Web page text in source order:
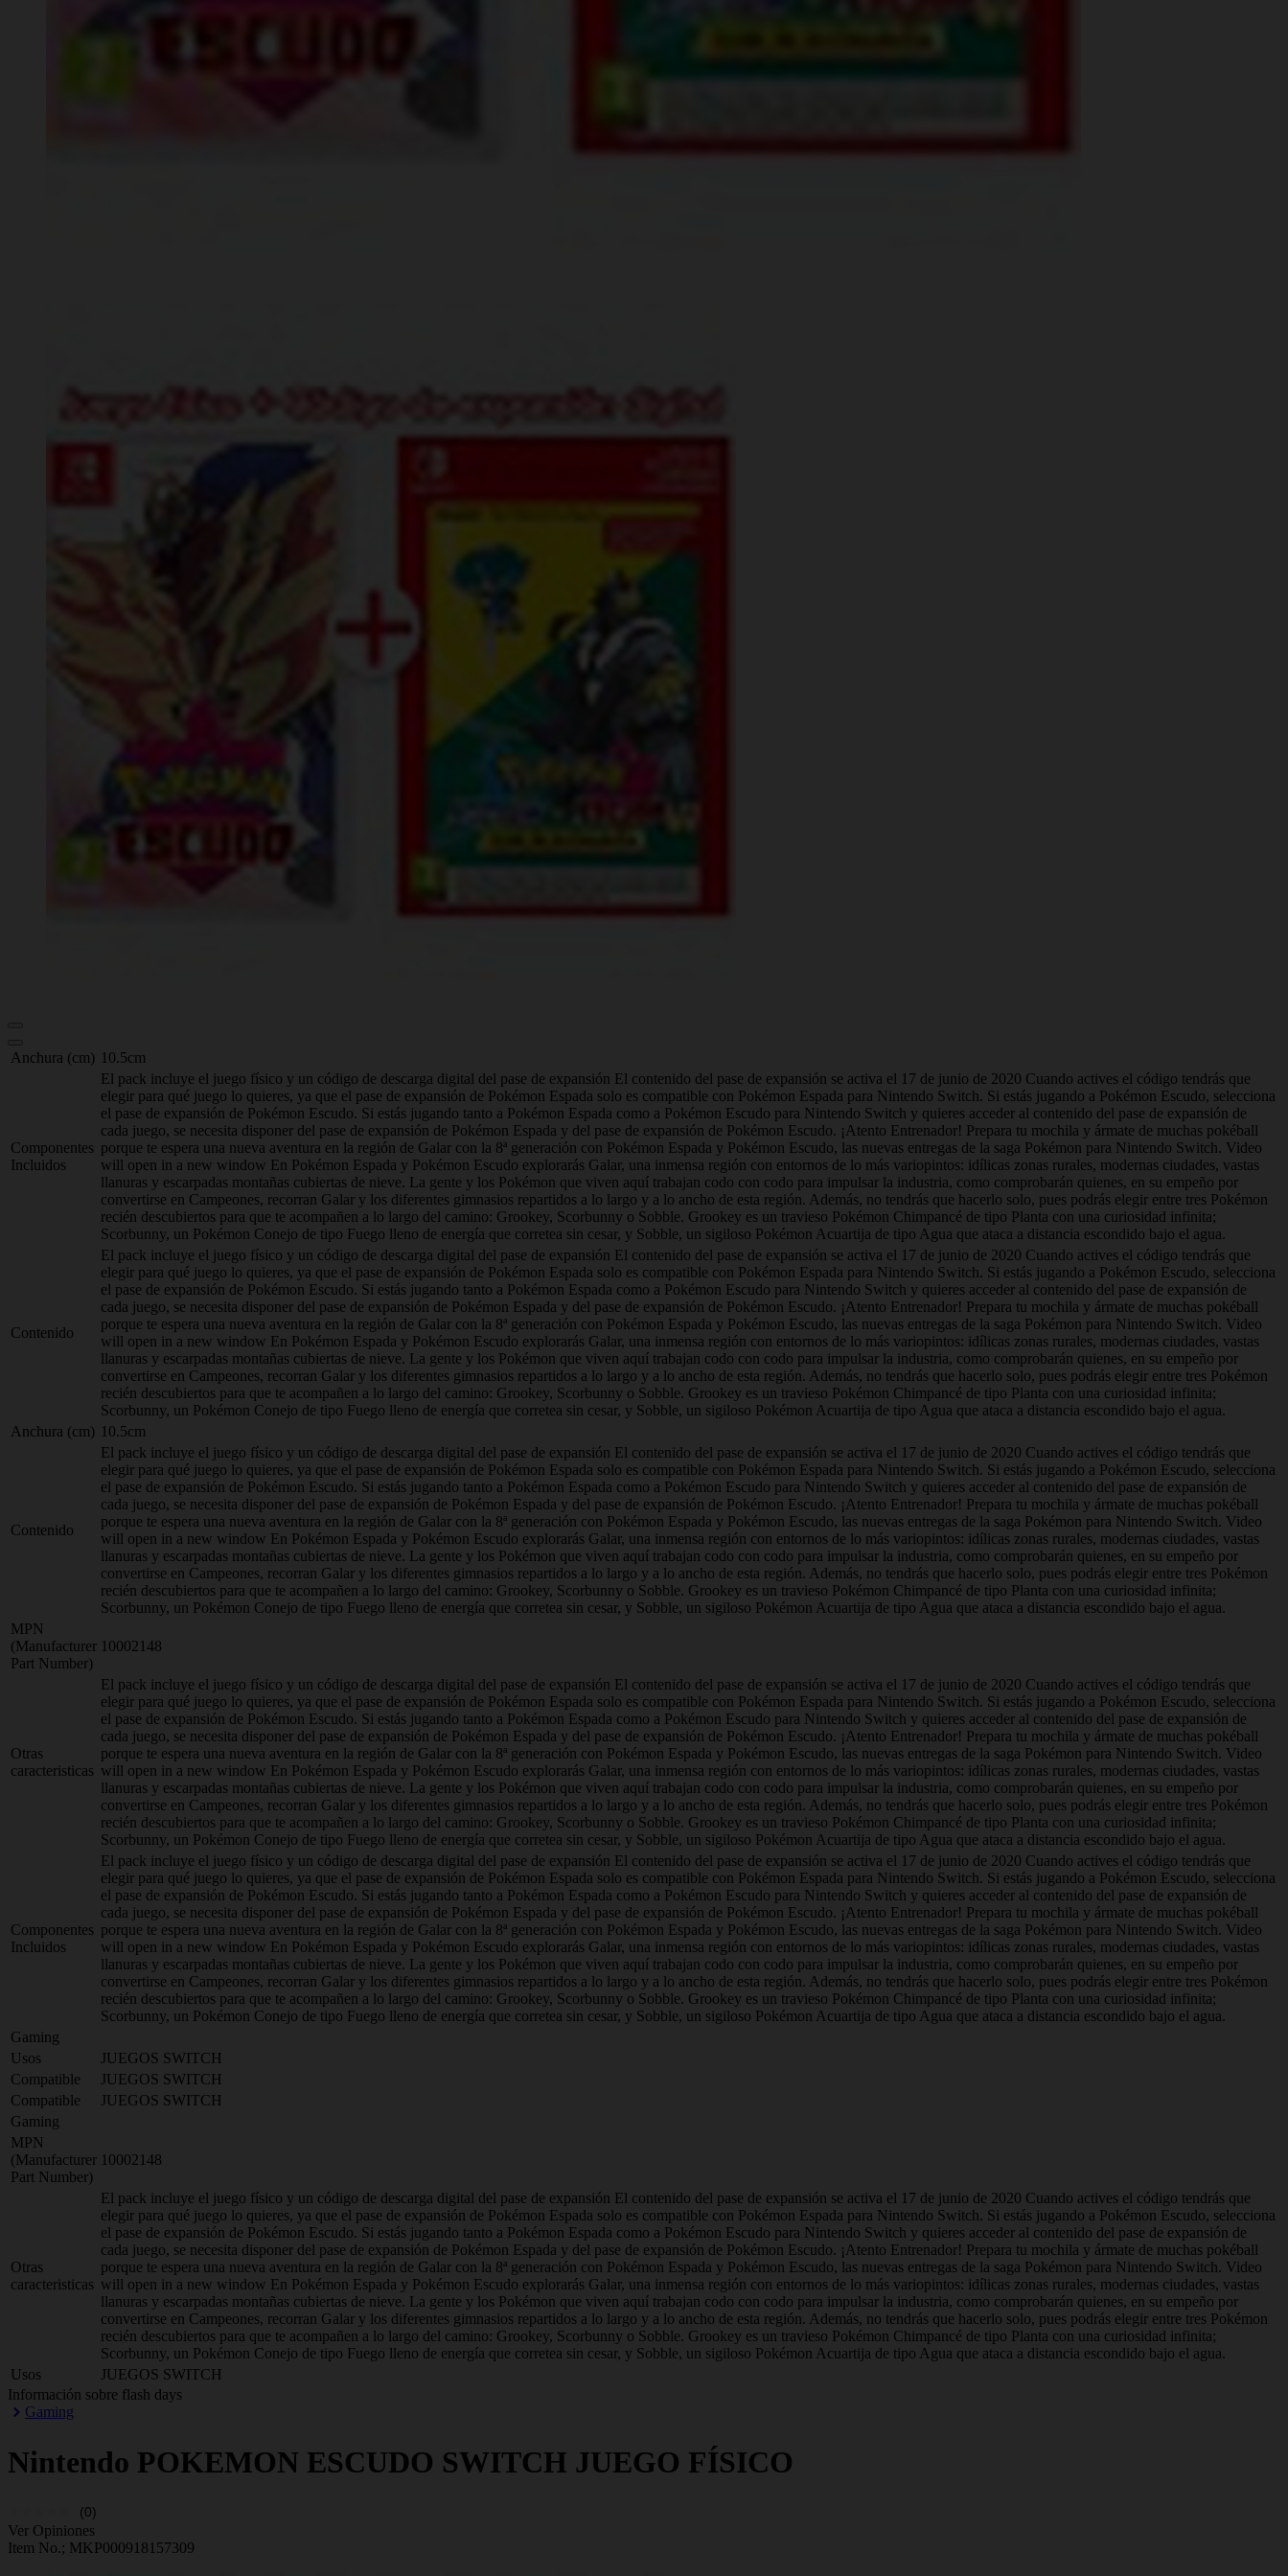
Anchura (cm) 10.5cm
Componentes
Incluidos
El pack incluye el juego físico y un código de descarga digital del pase de expansión El contenido del pase de expansión se activa el 17 de junio de 2020 Cuando actives el código tendrás que
elegir para qué juego lo quieres, ya que el pase de expansión de Pokémon Espada solo es compatible con Pokémon Espada para Nintendo Switch. Si estás jugando a Pokémon Escudo, selecciona
el pase de expansión de Pokémon Escudo. Si estás jugando tanto a Pokémon Espada como a Pokémon Escudo para Nintendo Switch y quieres acceder al contenido del pase de expansión de
cada juego, se necesita disponer del pase de expansión de Pokémon Espada y del pase de expansión de Pokémon Escudo. ¡Atento Entrenador! Prepara tu mochila y ármate de muchas pokéball
porque te espera una nueva aventura en la región de Galar con la 8ª generación con Pokémon Espada y Pokémon Escudo, las nuevas entregas de la saga Pokémon para Nintendo Switch. Video
will open in a new window En Pokémon Espada y Pokémon Escudo explorarás Galar, una inmensa región con entornos de lo más variopintos: idílicas zonas rurales, modernas ciudades, vastas
llanuras y escarpadas montañas cubiertas de nieve. La gente y los Pokémon que viven aquí trabajan codo con codo para impulsar la industria, como comprobarán quienes, en su empeño por
convertirse en Campeones, recorran Galar y los diferentes gimnasios repartidos a lo largo y a lo ancho de esta región. Además, no tendrás que hacerlo solo, pues podrás elegir entre tres Pokémon
recién descubiertos para que te acompañen a lo largo del camino: Grookey, Scorbunny o Sobble. Grookey es un travieso Pokémon Chimpancé de tipo Planta con una curiosidad infinita;
Scorbunny, un Pokémon Conejo de tipo Fuego lleno de energía que corretea sin cesar, y Sobble, un sigiloso Pokémon Acuartija de tipo Agua que ataca a distancia escondido bajo el agua.
Contenido
El pack incluye el juego físico y un código de descarga digital del pase de expansión El contenido del pase de expansión se activa el 17 de junio de 2020 Cuando actives el código tendrás que
elegir para qué juego lo quieres, ya que el pase de expansión de Pokémon Espada solo es compatible con Pokémon Espada para Nintendo Switch. Si estás jugando a Pokémon Escudo, selecciona
el pase de expansión de Pokémon Escudo. Si estás jugando tanto a Pokémon Espada como a Pokémon Escudo para Nintendo Switch y quieres acceder al contenido del pase de expansión de
cada juego, se necesita disponer del pase de expansión de Pokémon Espada y del pase de expansión de Pokémon Escudo. ¡Atento Entrenador! Prepara tu mochila y ármate de muchas pokéball
porque te espera una nueva aventura en la región de Galar con la 8ª generación con Pokémon Espada y Pokémon Escudo, las nuevas entregas de la saga Pokémon para Nintendo Switch. Video
will open in a new window En Pokémon Espada y Pokémon Escudo explorarás Galar, una inmensa región con entornos de lo más variopintos: idílicas zonas rurales, modernas ciudades, vastas
llanuras y escarpadas montañas cubiertas de nieve. La gente y los Pokémon que viven aquí trabajan codo con codo para impulsar la industria, como comprobarán quienes, en su empeño por
convertirse en Campeones, recorran Galar y los diferentes gimnasios repartidos a lo largo y a lo ancho de esta región. Además, no tendrás que hacerlo solo, pues podrás elegir entre tres Pokémon
recién descubiertos para que te acompañen a lo largo del camino: Grookey, Scorbunny o Sobble. Grookey es un travieso Pokémon Chimpancé de tipo Planta con una curiosidad infinita;
Scorbunny, un Pokémon Conejo de tipo Fuego lleno de energía que corretea sin cesar, y Sobble, un sigiloso Pokémon Acuartija de tipo Agua que ataca a distancia escondido bajo el agua.
Anchura (cm) 10.5cm
Contenido
El pack incluye el juego físico y un código de descarga digital del pase de expansión El contenido del pase de expansión se activa el 17 de junio de 2020 Cuando actives el código tendrás que
elegir para qué juego lo quieres, ya que el pase de expansión de Pokémon Espada solo es compatible con Pokémon Espada para Nintendo Switch. Si estás jugando a Pokémon Escudo, selecciona
el pase de expansión de Pokémon Escudo. Si estás jugando tanto a Pokémon Espada como a Pokémon Escudo para Nintendo Switch y quieres acceder al contenido del pase de expansión de
cada juego, se necesita disponer del pase de expansión de Pokémon Espada y del pase de expansión de Pokémon Escudo. ¡Atento Entrenador! Prepara tu mochila y ármate de muchas pokéball
porque te espera una nueva aventura en la región de Galar con la 8ª generación con Pokémon Espada y Pokémon Escudo, las nuevas entregas de la saga Pokémon para Nintendo Switch. Video
will open in a new window En Pokémon Espada y Pokémon Escudo explorarás Galar, una inmensa región con entornos de lo más variopintos: idílicas zonas rurales, modernas ciudades, vastas
llanuras y escarpadas montañas cubiertas de nieve. La gente y los Pokémon que viven aquí trabajan codo con codo para impulsar la industria, como comprobarán quienes, en su empeño por
convertirse en Campeones, recorran Galar y los diferentes gimnasios repartidos a lo largo y a lo ancho de esta región. Además, no tendrás que hacerlo solo, pues podrás elegir entre tres Pokémon
recién descubiertos para que te acompañen a lo largo del camino: Grookey, Scorbunny o Sobble. Grookey es un travieso Pokémon Chimpancé de tipo Planta con una curiosidad infinita;
Scorbunny, un Pokémon Conejo de tipo Fuego lleno de energía que corretea sin cesar, y Sobble, un sigiloso Pokémon Acuartija de tipo Agua que ataca a distancia escondido bajo el agua.
MPN
(Manufacturer
Part Number)
10002148
Otras
caracteristicas
El pack incluye el juego físico y un código de descarga digital del pase de expansión El contenido del pase de expansión se activa el 17 de junio de 2020 Cuando actives el código tendrás que
elegir para qué juego lo quieres, ya que el pase de expansión de Pokémon Espada solo es compatible con Pokémon Espada para Nintendo Switch. Si estás jugando a Pokémon Escudo, selecciona
el pase de expansión de Pokémon Escudo. Si estás jugando tanto a Pokémon Espada como a Pokémon Escudo para Nintendo Switch y quieres acceder al contenido del pase de expansión de
cada juego, se necesita disponer del pase de expansión de Pokémon Espada y del pase de expansión de Pokémon Escudo. ¡Atento Entrenador! Prepara tu mochila y ármate de muchas pokéball
porque te espera una nueva aventura en la región de Galar con la 8ª generación con Pokémon Espada y Pokémon Escudo, las nuevas entregas de la saga Pokémon para Nintendo Switch. Video
will open in a new window En Pokémon Espada y Pokémon Escudo explorarás Galar, una inmensa región con entornos de lo más variopintos: idílicas zonas rurales, modernas ciudades, vastas
llanuras y escarpadas montañas cubiertas de nieve. La gente y los Pokémon que viven aquí trabajan codo con codo para impulsar la industria, como comprobarán quienes, en su empeño por
convertirse en Campeones, recorran Galar y los diferentes gimnasios repartidos a lo largo y a lo ancho de esta región. Además, no tendrás que hacerlo solo, pues podrás elegir entre tres Pokémon
recién descubiertos para que te acompañen a lo largo del camino: Grookey, Scorbunny o Sobble. Grookey es un travieso Pokémon Chimpancé de tipo Planta con una curiosidad infinita;
Scorbunny, un Pokémon Conejo de tipo Fuego lleno de energía que corretea sin cesar, y Sobble, un sigiloso Pokémon Acuartija de tipo Agua que ataca a distancia escondido bajo el agua.
Componentes
Incluidos
El pack incluye el juego físico y un código de descarga digital del pase de expansión El contenido del pase de expansión se activa el 17 de junio de 2020 Cuando actives el código tendrás que
elegir para qué juego lo quieres, ya que el pase de expansión de Pokémon Espada solo es compatible con Pokémon Espada para Nintendo Switch. Si estás jugando a Pokémon Escudo, selecciona
el pase de expansión de Pokémon Escudo. Si estás jugando tanto a Pokémon Espada como a Pokémon Escudo para Nintendo Switch y quieres acceder al contenido del pase de expansión de
cada juego, se necesita disponer del pase de expansión de Pokémon Espada y del pase de expansión de Pokémon Escudo. ¡Atento Entrenador! Prepara tu mochila y ármate de muchas pokéball
porque te espera una nueva aventura en la región de Galar con la 8ª generación con Pokémon Espada y Pokémon Escudo, las nuevas entregas de la saga Pokémon para Nintendo Switch. Video
will open in a new window En Pokémon Espada y Pokémon Escudo explorarás Galar, una inmensa región con entornos de lo más variopintos: idílicas zonas rurales, modernas ciudades, vastas
llanuras y escarpadas montañas cubiertas de nieve. La gente y los Pokémon que viven aquí trabajan codo con codo para impulsar la industria, como comprobarán quienes, en su empeño por
convertirse en Campeones, recorran Galar y los diferentes gimnasios repartidos a lo largo y a lo ancho de esta región. Además, no tendrás que hacerlo solo, pues podrás elegir entre tres Pokémon
recién descubiertos para que te acompañen a lo largo del camino: Grookey, Scorbunny o Sobble. Grookey es un travieso Pokémon Chimpancé de tipo Planta con una curiosidad infinita;
Scorbunny, un Pokémon Conejo de tipo Fuego lleno de energía que corretea sin cesar, y Sobble, un sigiloso Pokémon Acuartija de tipo Agua que ataca a distancia escondido bajo el agua.
Gaming
Usos
JUEGOS SWITCH
Compatible
JUEGOS SWITCH
Compatible
JUEGOS SWITCH
Gaming
MPN
(Manufacturer
Part Number)
10002148
Otras
caracteristicas
El pack incluye el juego físico y un código de descarga digital del pase de expansión El contenido del pase de expansión se activa el 17 de junio de 2020 Cuando actives el código tendrás que
elegir para qué juego lo quieres, ya que el pase de expansión de Pokémon Espada solo es compatible con Pokémon Espada para Nintendo Switch. Si estás jugando a Pokémon Escudo, selecciona
el pase de expansión de Pokémon Escudo. Si estás jugando tanto a Pokémon Espada como a Pokémon Escudo para Nintendo Switch y quieres acceder al contenido del pase de expansión de
cada juego, se necesita disponer del pase de expansión de Pokémon Espada y del pase de expansión de Pokémon Escudo. ¡Atento Entrenador! Prepara tu mochila y ármate de muchas pokéball
porque te espera una nueva aventura en la región de Galar con la 8ª generación con Pokémon Espada y Pokémon Escudo, las nuevas entregas de la saga Pokémon para Nintendo Switch. Video
will open in a new window En Pokémon Espada y Pokémon Escudo explorarás Galar, una inmensa región con entornos de lo más variopintos: idílicas zonas rurales, modernas ciudades, vastas
llanuras y escarpadas montañas cubiertas de nieve. La gente y los Pokémon que viven aquí trabajan codo con codo para impulsar la industria, como comprobarán quienes, en su empeño por
convertirse en Campeones, recorran Galar y los diferentes gimnasios repartidos a lo largo y a lo ancho de esta región. Además, no tendrás que hacerlo solo, pues podrás elegir entre tres Pokémon
recién descubiertos para que te acompañen a lo largo del camino: Grookey, Scorbunny o Sobble. Grookey es un travieso Pokémon Chimpancé de tipo Planta con una curiosidad infinita;
Scorbunny, un Pokémon Conejo de tipo Fuego lleno de energía que corretea sin cesar, y Sobble, un sigiloso Pokémon Acuartija de tipo Agua que ataca a distancia escondido bajo el agua.
Usos
JUEGOS SWITCH
Información sobre flash days
Gaming
Nintendo POKEMON ESCUDO SWITCH JUEGO FÍSICO
(0)
Ver Opiniones
Item No.; MKP000918157309